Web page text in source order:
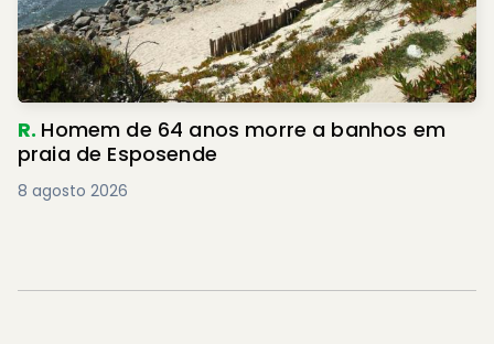
R. Homem de 64 anos morre a banhos em
praia de Esposende
8 agosto 2026